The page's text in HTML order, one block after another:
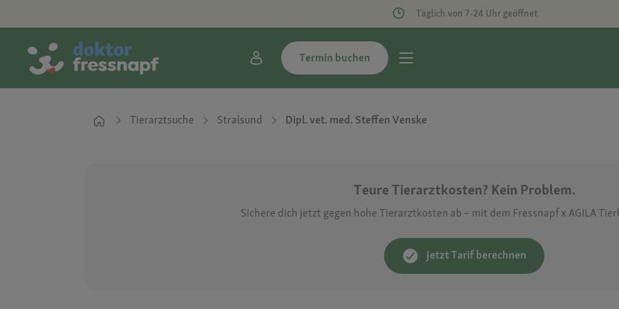
Täglich von 7-24 Uhr geöffnet
Termin buchen
Tierarztsuche Stralsund Dipl. vet. med. Steffen Venske
Teure Tierarztkosten? Kein Problem.
Sichere dich jetzt gegen hohe Tierarztkosten ab – mit dem Fressnapf x AGILA
Jetzt Tarif berechnen